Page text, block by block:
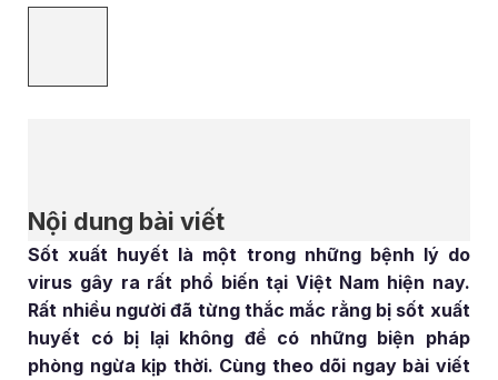
Nội dung bài viết
Sốt xuất huyết là một trong những bệnh lý do
virus gây ra rất phổ biến tại Việt Nam hiện nay.
Rất nhiều người đã từng thắc mắc rằng bị sốt xuất
huyết có bị lại không để có những biện pháp
phòng ngừa kịp thời. Cùng theo dõi ngay bài viết